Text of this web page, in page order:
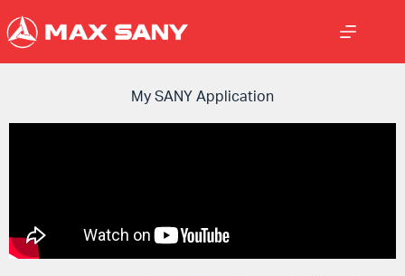
My SANY Application